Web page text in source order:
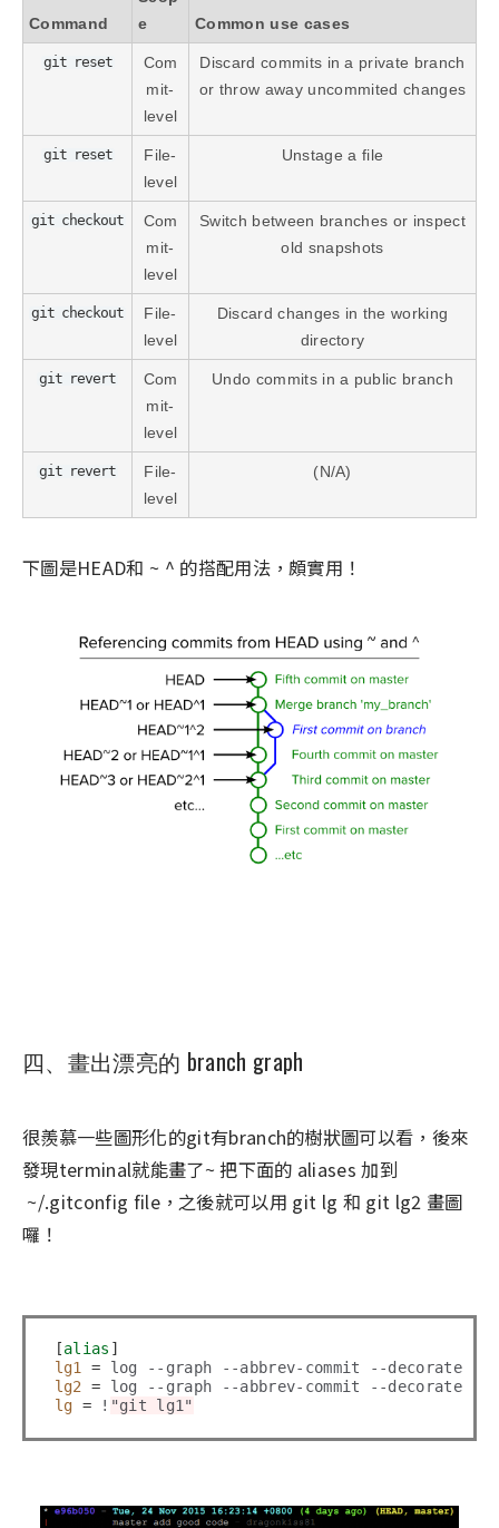
Command
e
Common use cases
git reset
Com
mit-
level
Discard commits in a private branch
or throw away uncommited changes
git reset
File-
level
Unstage a file
git checkout
Com
mit-
level
Switch between branches or inspect
old snapshots
git checkout
File-
level
Discard changes in the working
directory
git revert
Com
mit-
level
Undo commits in a public branch
git revert
File-
level
(N/A)
下圖是HEAD和 ~ ^ 的搭配用法，頗實用！
四、畫出漂亮的 branch graph
很羨慕一些圖形化的git有branch的樹狀圖可以看，後來
發現terminal就能畫了~ 把下面的 aliases 加到
~/.gitconfig file，之後就可以用 git lg 和 git lg2 畫圖
囉！
[alias ]
lg1 = log --graph --abbrev-commit --decorate --
lg2 = log --graph --abbrev-commit --decorate --
lg = ! "git lg1"